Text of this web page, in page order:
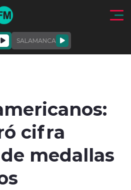
al contenido
SALAMANCA
cifra
medallas